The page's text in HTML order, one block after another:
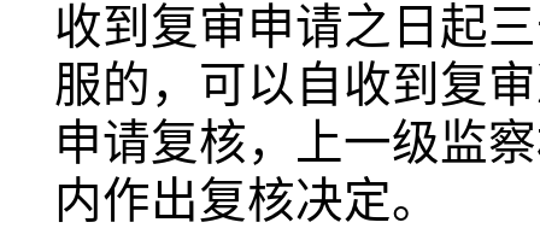
收到复审申请之日起
服的，可以自收到复
申请复核，上一级监
内作出复核决定。